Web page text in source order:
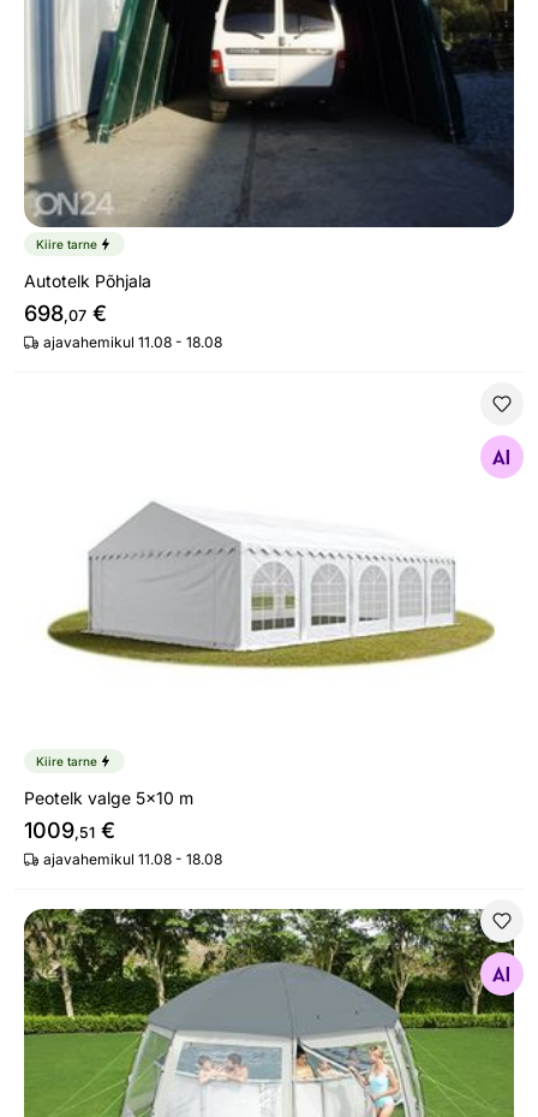
Kiire tarne
Autotelk Põhjala
698,07 €
ajavahemikul 11.08 - 18.08
Kiire tarne
Peotelk valge 5x10 m
1009,51 €
ajavahemikul 11.08 - 18.08
Basseini kate/telk 6x6x2,95 m
Otsi sarnaseid